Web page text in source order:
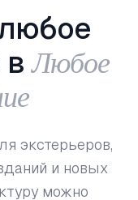
в Любое
экстерьеров,
и новых
можно